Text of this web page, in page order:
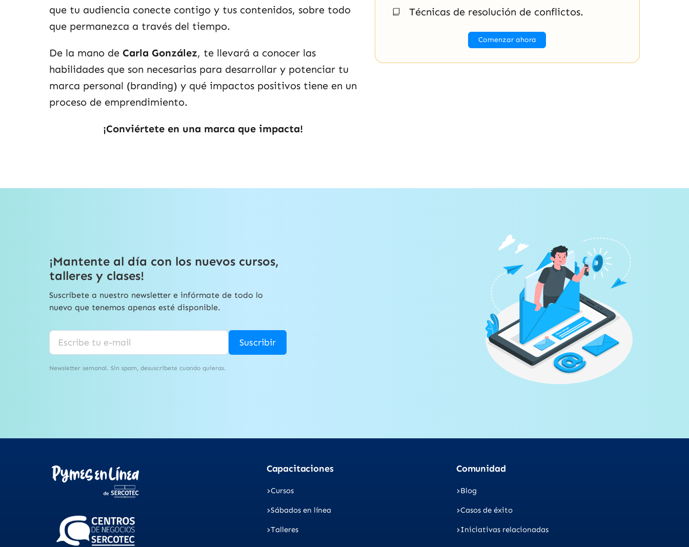
que tu audiencia conecte contigo y tus contenidos, sobre todo
que permanezca a través del tiempo.
De la mano de Carla González, te llevará a conocer las
habilidades que son necesarias para desarrollar y potenciar tu
marca personal (branding) y qué impactos positivos tiene en un
proceso de emprendimiento.
¡Conviértete en una marca que impacta!
Técnicas de resolución de conflictos.
Comenzar ahora
¡Mantente al día con los nuevos cursos,
talleres y clases!
Suscríbete a nuestro newsletter e infórmate de todo lo
nuevo que tenemos apenas esté disponible.
Newsletter semanal. Sin spam, desuscríbete cuando quieras.
Suscribir
Capacitaciones
Cursos
Sábados en línea
Talleres
Comunidad
Blog
Casos de éxito
Iniciativas relacionadas